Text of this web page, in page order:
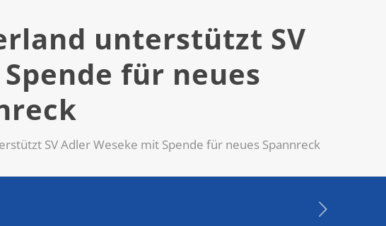
unterstützt SV
für neues
SV Adler Weseke mit Spende für neues Spannreck